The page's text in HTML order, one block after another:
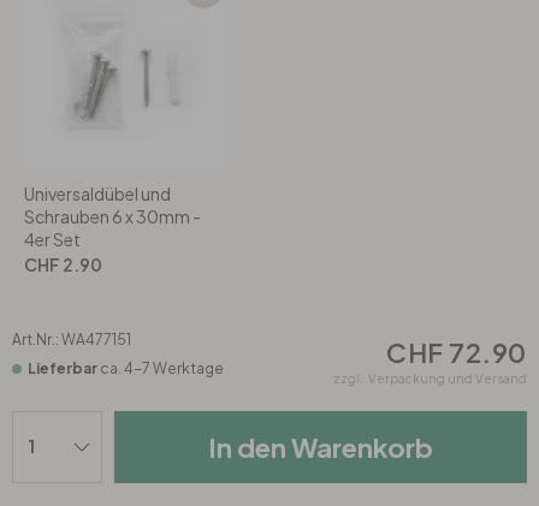
Wohnzimmer
Kinderzimmer
Küche
Jugendzimmer
Wohnzimmer
Kinderzimmer
Bad
Küche
Tapeten Grün
Tapeten Türkis
Tapeten Lila & Violett
Wohnzimmer
Universaldübel und
Schrauben 6 x 30mm -
4er Set
CHF 2.90
Art.Nr.: WA477151
Lieferbar ca. 4-7 Werktage CHF 72.90
zzgl. Verpackung und Versand
In den Warenkorb